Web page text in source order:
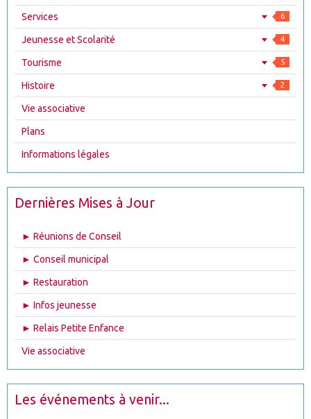
Services 6
Jeunesse et Scolarité 4
Tourisme 5
Histoire 2
Vie associative
Plans
Informations légales
Dernières Mises à Jour
► Réunions de Conseil
► Conseil municipal
► Restauration
► Infos jeunesse
► Relais Petite Enfance
Vie associative
Les événements à venir...